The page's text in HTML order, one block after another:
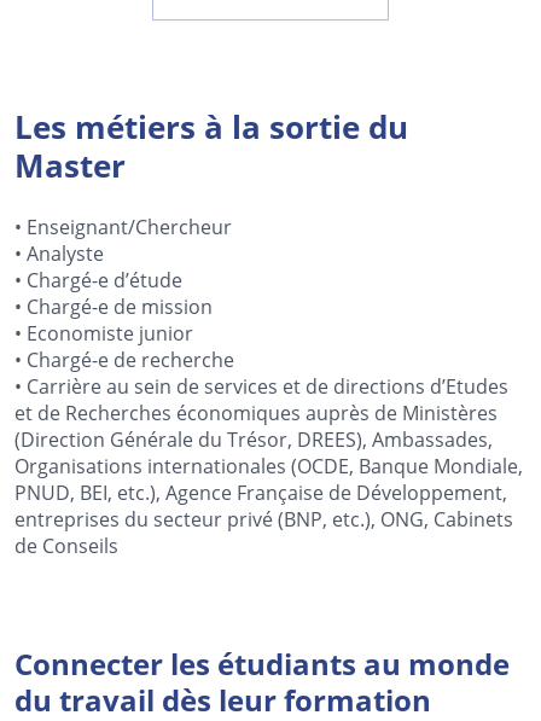
Les métiers à la sortie du
Master
• Enseignant/Chercheur
• Analyste
• Chargé-e d’étude
• Chargé-e de mission
• Economiste junior
• Chargé-e de recherche
• Carrière au sein de services et de directions d’Etudes
et de Recherches économiques auprès de Ministères
(Direction Générale du Trésor, DREES), Ambassades,
Organisations internationales (OCDE, Banque Mondiale,
PNUD, BEI, etc.), Agence Française de Développement,
entreprises du secteur privé (BNP, etc.), ONG, Cabinets
de Conseils
Connecter les étudiants au monde
du travail dès leur formation